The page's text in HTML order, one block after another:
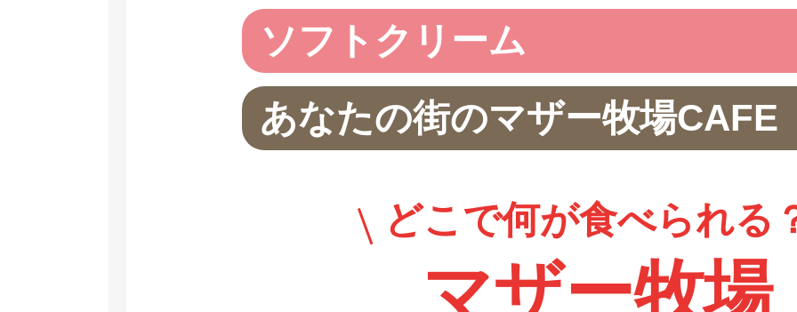
ソフトクリーム
あなたの街のマザー牧場CAFE
どこで何が食べられる
マザー牧場